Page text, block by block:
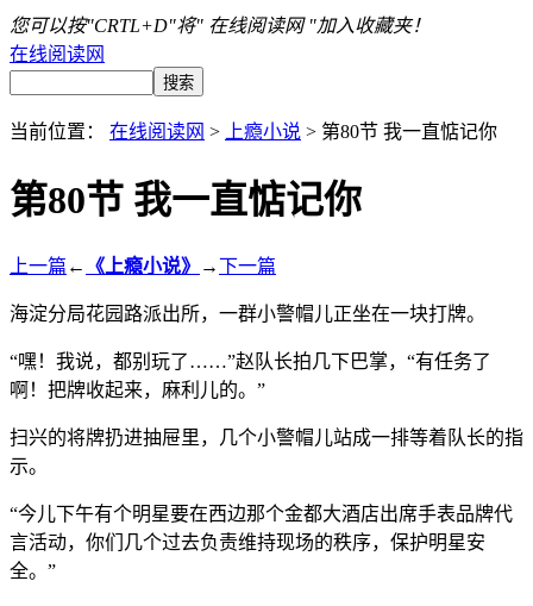
您可以按"CRTL+D"将" 在线阅读网 "加入收藏夹！
在线阅读网
当前位置： 在线阅读网 > 上瘾小说 > 第80节 我一直惦记你
第80节 我一直惦记你
上一篇 ← 《上瘾小说》 →下一篇
海淀分局花园路派出所，一群小警帽儿正坐在一块打牌。
“嘿！我说，都别玩了……”赵队长拍几下巴掌，“有任务了
啊！把牌收起来，麻利儿的。”
扫兴的将牌扔进抽屉里，几个小警帽儿站成一排等着队长的指
示。
“今儿下午有个明星要在西边那个金都大酒店出席手表品牌代
言活动，你们几个过去负责维持现场的秩序，保护明星安
全。”